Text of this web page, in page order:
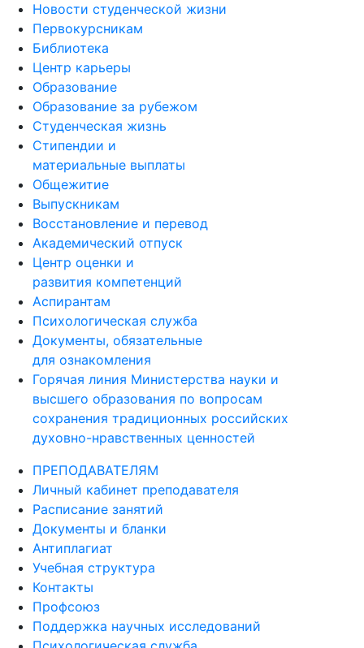
Новости студенческой жизни
Первокурсникам
Библиотека
Центр карьеры
Образование
Образование за рубежом
Студенческая жизнь
Стипендии и
материальные выплаты
Общежитие
Выпускникам
Восстановление и перевод
Академический отпуск
Центр оценки и
развития компетенций
Аспирантам
Психологическая служба
Документы, обязательные
для ознакомления
Горячая линия Министерства науки и
высшего образования по вопросам
сохранения традиционных российских
духовно-нравственных ценностей
ПРЕПОДАВАТЕЛЯМ
Личный кабинет преподавателя
Расписание занятий
Документы и бланки
Антиплагиат
Учебная структура
Контакты
Профсоюз
Поддержка научных исследований